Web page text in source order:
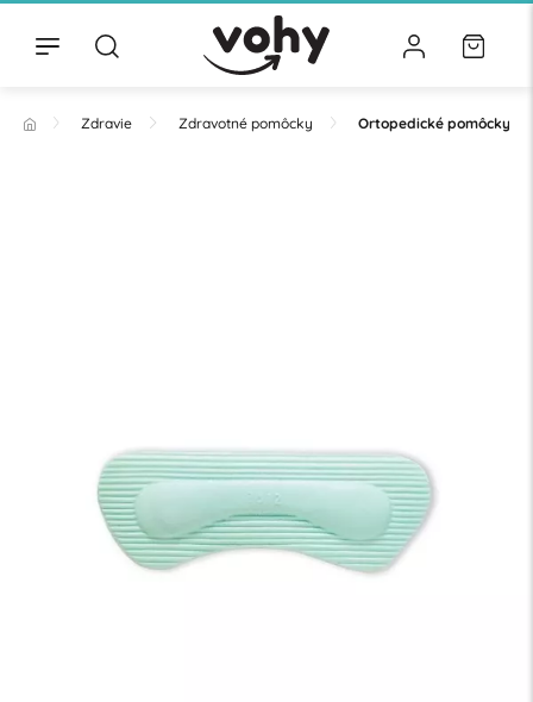
Zdravie Zdravotné pomôcky Ortopedické pomôcky